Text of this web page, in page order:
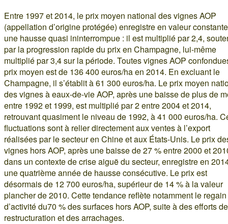
Entre 1997 et 2014, le prix moyen national des vignes AOP
(appellation d’origine protégée) enregistre en valeur constante
une hausse quasi ininterrompue : il est multiplié par 2,4,
par la progression rapide du prix en Champagne, lui-même
multiplié par 3,4 sur la période. Toutes vignes AOP
prix moyen est de 136 400 euros/ha en 2014. En excluant le
Champagne, il s’établit à 61 300 euros/ha. Le prix moyen
des vignes à eaux-de-vie AOP, après une baisse de plus de
entre 1992 et 1999, est multiplié par 2 entre 2004 et 2014,
retrouvant quasiment le niveau de 1992, à 41 000 euros/ha.
fluctuations sont à relier directement aux ventes à l’export
réalisées par le secteur en Chine et aux États-Unis. Le prix
vignes hors AOP, après une baisse de 27 % entre 2000 et
dans un contexte de crise aiguë du secteur, enregistre en
une quatrième année de hausse consécutive. Le prix est
désormais de 12 700 euros/ha, supérieur de 14 % à la valeur
plancher de 2010. Cette tendance reflète notamment le regain
d’activité du70 % des surfaces hors AOP, suite à des efforts de
restructuration et des arrachages.